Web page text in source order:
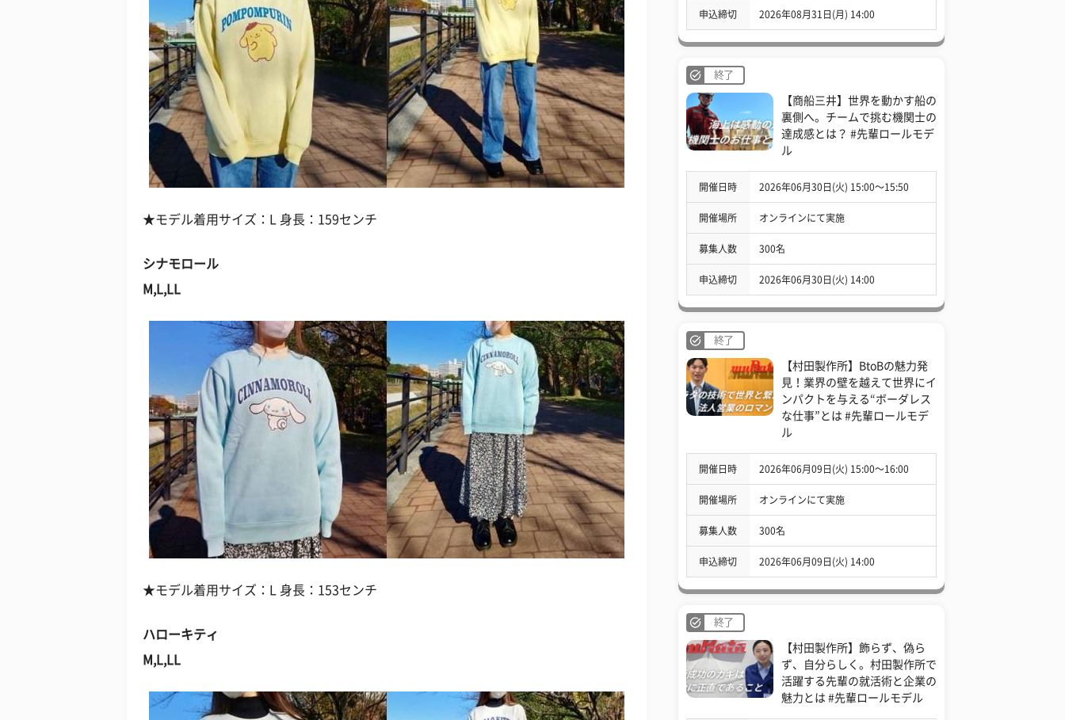
★モデル着用サイズ：L 身長：159センチ
シナモロール
M,L,LL
★モデル着用サイズ：L 身長：153センチ
ハローキティ
M,L,LL
申込締切 2026年08月31日(月) 14:00
終了
【商船三井】世界を動かす船の
裏側へ。チームで挑む機関士の
達成感とは？ #先輩ロールモデ
ル
開催日時 2026年06月30日(火) 15:00〜15:50
開催場所 オンラインにて実施
募集人数 300名
申込締切 2026年06月30日(火) 14:00
終了
【村田製作所】BtoBの魅力発
見！業界の壁を越えて世界にイ
ンパクトを与える“ボーダレス
な仕事”とは #先輩ロールモデ
ル
開催日時 2026年06月09日(火) 15:00〜16:00
開催場所 オンラインにて実施
募集人数 300名
申込締切 2026年06月09日(火) 14:00
終了
【村田製作所】飾らず、偽ら
ず、自分らしく。村田製作所で
活躍する先輩の就活術と企業の
魅力とは #先輩ロールモデル